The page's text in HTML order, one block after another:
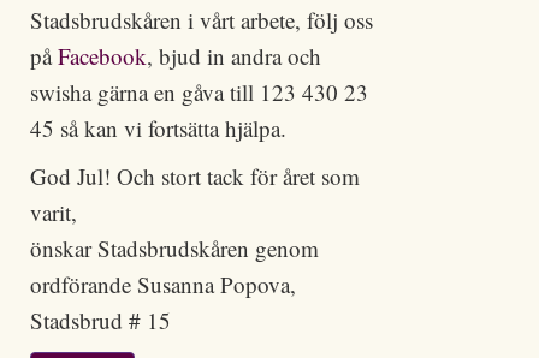
Stadsbrudskåren i vårt arbete, följ oss
påFacebook, bjud in andra och
swisha gärna en gåva till 123 430 23
45 så kan vi fortsätta hjälpa.
God Jul! Och stort tack för året som
varit,
önskar Stadsbrudskåren genom
ordförande Susanna Popova,
Stadsbrud # 15